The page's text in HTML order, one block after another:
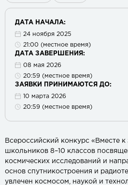
ДАТА НАЧАЛА:
24 ноября 2025
21:00 (местное время)
ДАТА ЗАВЕРШЕНИЯ:
08 мая 2026
20:59 (местное время)
ЗАЯВКИ ПРИНИМАЮТСЯ ДО:
10 марта 2026
20:59 (местное время)
Всероссийский конкурс «Вместе к
школьников 8–10 классов
космических исследований и
основ спутникостроения и
увлечен космосом, наукой и